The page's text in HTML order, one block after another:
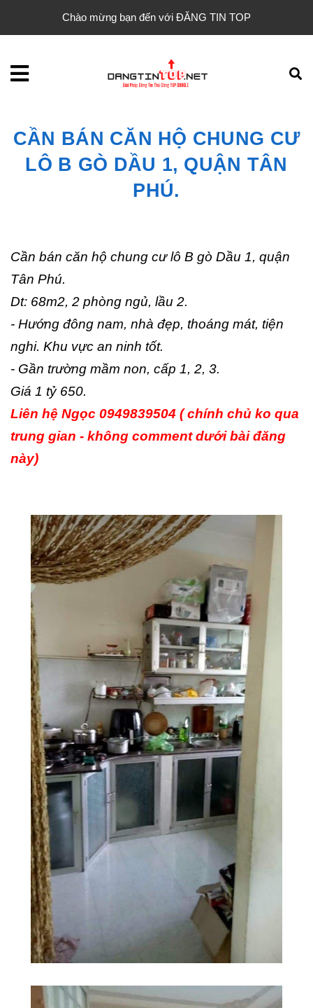
Chào mừng bạn đến với ĐĂNG TIN TOP
CẦN BÁN CĂN HỘ CHUNG CƯ
LÔ B GÒ DẦU 1, QUẬN TÂN
PHÚ.
Cần bán căn hộ chung cư lô B gò Dầu 1, quận
Tân Phú.
Dt: 68m2, 2 phòng ngủ, lầu 2.
- Hướng đông nam, nhà đẹp, thoáng mát, tiện
nghi. Khu vực an ninh tốt.
- Gần trường mầm non, cấp 1, 2, 3.
Giá 1 tỷ 650.
Liên hệ Ngọc 0949839504 ( chính chủ ko qua
trung gian - không comment dưới bài đăng
này)